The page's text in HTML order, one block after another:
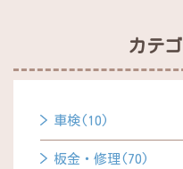
カテ
車検(10)
板金・修理(70)